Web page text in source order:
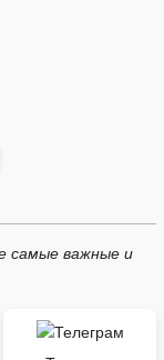
самые важные и